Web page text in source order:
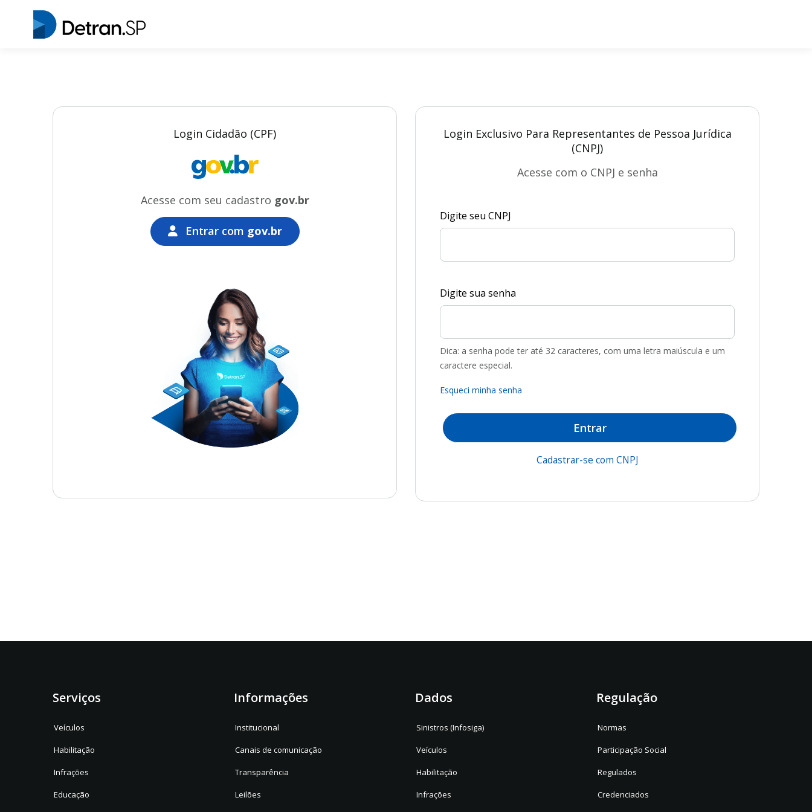
Login Cidadão (CPF)
Acesse com seu cadastro gov.br
Entrar com gov.br
Login Exclusivo Para Representantes de Pessoa Jurídica
(CNPJ)
Acesse com o CNPJ e senha
Digite seu CNPJ
Digite sua senha
Dica: a senha pode ter até 32 caracteres, com uma letra maiúscula e um
caractere especial.
Esqueci minha senha
Entrar
Cadastrar-se com CNPJ
Serviços
Veículos
Habilitação
Infrações
Educação
Informações
Institucional
Canais de comunicação
Transparência
Leilões
Dados
Sinistros (Infosiga)
Veículos
Habilitação
Infrações
Regulação
Normas
Participação Social
Regulados
Credenciados